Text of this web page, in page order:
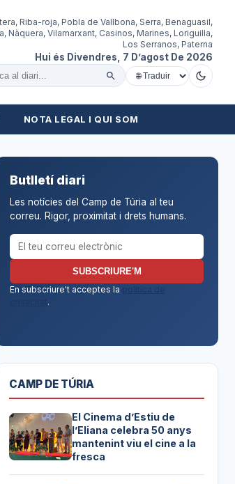
Riba-roja, Pobla de Vallbona, Serra, Benaguasil,
Nàquera, Vilamarxant, Casinos, Marines, Loriguilla,
Los Serranos, Paterna
Hui és Divendres, 7 D’agost De 2026
al diari
NOTA LEGAL I QUI SOM
Butlletí diari
Les notícies del Camp de Túria al teu
correu. Rigor, proximitat i drets humans.
Correu electrònic per al butlletí
SUBSCRIURE'M
En subscriure't acceptes la
política de
.
CAMP DE TÚRIA
El Cinema d’Estiu de
l’Eliana celebra 50 anys
mantenint viu el cine a la
fresca